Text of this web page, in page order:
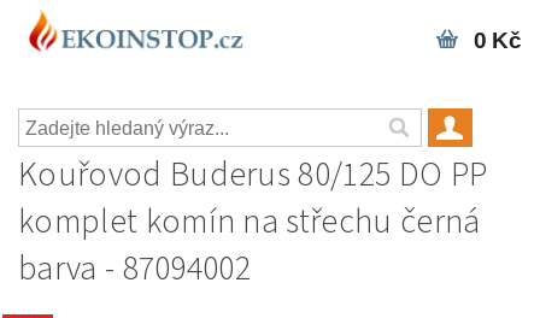
0 Kč
Kouřovod Buderus 80/125 DO PP
komplet komín na střechu černá
barva - 87094002